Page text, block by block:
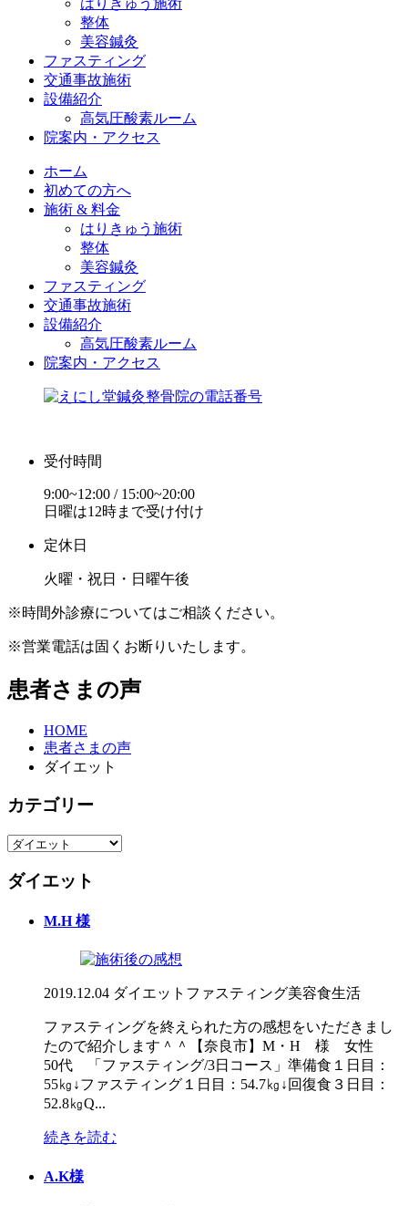
整体
美容鍼灸
ファスティング
交通事故施術
設備紹介
高気圧酸素ルーム
院案内・アクセス
ホーム
初めての方へ
施術 & 料金
はりきゅう施術
整体
美容鍼灸
ファスティング
交通事故施術
設備紹介
高気圧酸素ルーム
院案内・アクセス
受付時間
9:00~12:00 / 15:00~20:00
日曜は12時まで受け付け
定休日
火曜・祝日・日曜午後
※時間外診療についてはご相談ください。
※営業電話は固くお断りいたします。
患者さまの声
HOME
患者さまの声
ダイエット
カテゴリー
ダイエット
M.H 様
2019.12.04 ダイエット ファスティング美容食生活
ファスティングを終えられた方の感想をいただきまし
たので紹介します＾＾【奈良市】M・H 様 女性
50代 「ファスティング/3日コース」準備食１日目：
55㎏↓ファスティング１日目：54.7㎏↓回復食３日目：
52.8㎏Q...
続きを読む
A.K様